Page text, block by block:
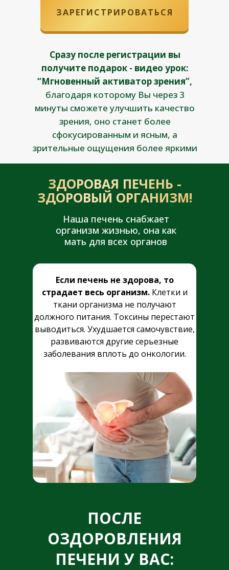
Сразу после регистрации вы
получите подарок - видео урок:
“Мгновенный активатор зрения”,
благодаря которому Вы через 3
минуты сможете улучшить качество
зрения, оно станет более
сфокусированным и ясным, а
зрительные ощущения более яркими
ЗАРЕГИСТРИРОВАТЬСЯ
ЗДОРОВАЯ ПЕЧЕНЬ -
ЗДОРОВЫЙ ОРГАНИЗМ!
Наша печень снабжает
организм жизнью, она как
мать для всех органов
Если печень не здорова, то
страдает весь организм.Клетки и
ткани организма не получают
должного питания. Токсины перестают
выводиться. Ухудшается самочувствие,
развиваются другие серьезные
заболевания вплоть до онкологии.
ПОСЛЕ
ОЗДОРОВЛЕНИЯ
ПЕЧЕНИ У ВАС: